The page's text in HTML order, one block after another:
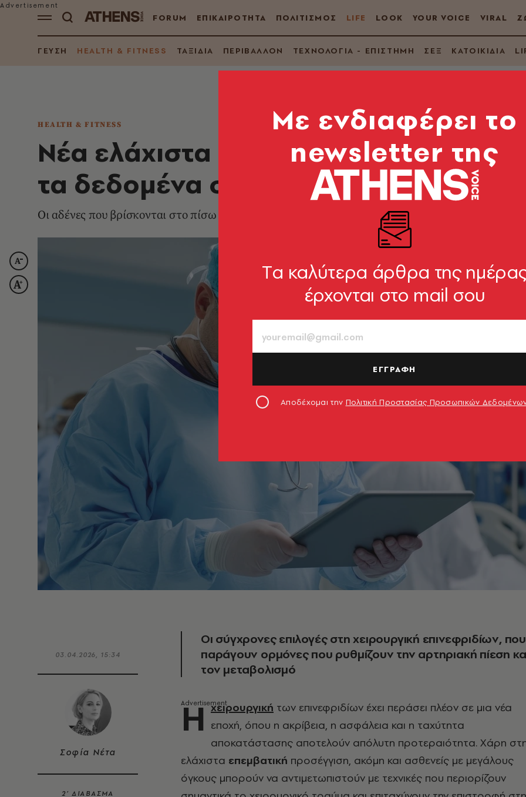
FORUM ΕΠΙΚΑΙΡΟΤΗΤΑ ΠΟΛΙΤΙΣΜΟΣ LIFE LOOK YOUR VOICE VIRAL
ΓΕΥΣΗ HEALTH & FITNESS ΤΑΞΙΔΙΑ ΠΕΡΙΒΑΛΛΟΝ ΤΕΧΝΟΛΟΓΙΑ - ΕΠΙΣΤΗΜΗ ΣΕΞ ΚΑΤΟΙΚΙΔΙΑ
HEALTH & FITNESS
Νέα ελάχιστα επεμβατική τεχνική
τα δεδομένα στη χειρουργική
Οι αδένες που βρίσκονται στο πίσω μέρος της κοιλιάς, πάνω από τους νεφρούς
03.04.2026, 15:34
Σοφία Νέτα
2’ ΔΙΑΒΑΣΜΑ
Οι σύγχρονες επιλογές στη χειρουργική επινεφριδίων, που
παράγουν ορμόνες που ρυθμίζουν την αρτηριακή πίεση
τον μεταβολισμό
Η χειρουργική των επινεφριδίων έχει περάσει πλέον σε μια νέα
εποχή, όπου η ακρίβεια, η ασφάλεια και η ταχύτητα
αποκατάστασης αποτελούν απόλυτη προτεραιότητα. Χάρη
ελάχιστα επεμβατική προσέγγιση, ακόμη και ασθενείς με μεγάλους
όγκους μπορούν να αντιμετωπιστούν με τεχνικές που περιορίζουν
Mε ενδιαφέρει το
newsletter της
Tα καλύτερα άρθρα της
έρχονται στο mail σου
ΕΓΓΡΑΦΗ
Αποδέχομαι την Πολιτική Προστασίας Προσωπικών